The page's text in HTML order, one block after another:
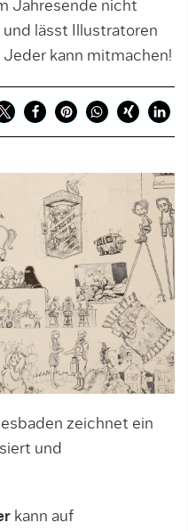
Jahresende nicht
lässt Illustratoren
kann mitmachen!
zeichnet ein
und
kann auf